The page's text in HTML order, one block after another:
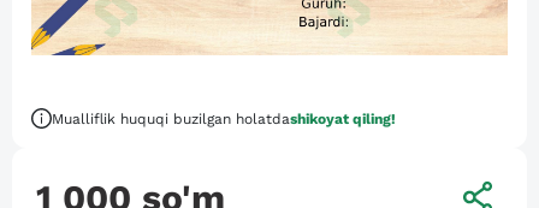
Mualliflik huquqi buzilgan holatdashikoyat qiling!
1 000 so'm